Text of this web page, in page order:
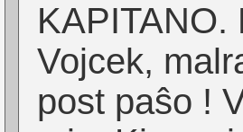
KAPITANO.
Vojcek,
post paŝo !